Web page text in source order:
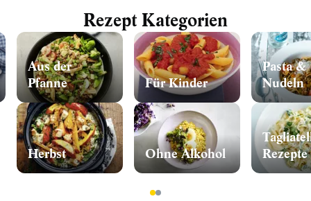
Rezept Kategorien
Aus der
Pfanne
Herbst
Für Kinder
Ohne Alkohol
Pasta &
Nudeln
Rezepte
12